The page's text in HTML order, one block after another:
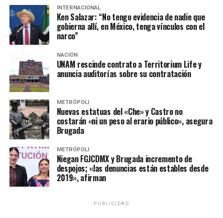
La Procuraduría Federal del Consumidor (Profeco), en
su reporte semanal de ¿Quién es quién en el precio de la
gasolina?, muestra que de un total de 22 marcas de este
combustible, las gasolineras de PEMEX se encuentra
entre las 10 que manejan los precios más bajos, además,
del 30 de enero al 6 de febrero de este año, la gasolina
más barata de todo el país la vendió una estación con la
marca de la petrolera.
Para el día 20 de febrero de 2023, la cotización de estos
combustibles en gasolineras PEMEX rondaba los 21
pesos para la tipo Magna y 23 pesos la Premium.
INTERNACIONAL
Ken Salazar: “No tengo evidencia de nadie que
gobierna allí, en México, tenga vínculos con el
narco”
NACIÓN
UNAM rescinde contrato a Territorium Life y
anuncia auditorías sobre su contratación
METRÓPOLI
Nuevas estatuas del «Che» y Castro no
costarán «ni un peso al erario público», asegura
Brugada
METRÓPOLI
Niegan FGJCDMX y Brugada incremento de
despojos; «las denuncias están estables desde
2019», afirman
PUBLICIDAD